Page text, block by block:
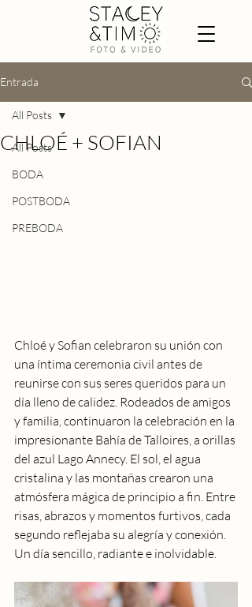
Entrada
All Posts
BODA
POSTBODA
PREBODA
All Posts
CHLOÉ + SOFIAN
Chloé y Sofian celebraron su unión con
una íntima ceremonia civil antes de
reunirse con sus seres queridos para un
día lleno de calidez. Rodeados de amigos
y familia, continuaron la celebración en la
impresionante Bahía de Talloires, a orillas
del azul Lago Annecy. El sol, el agua
cristalina y las montañas crearon una
atmósfera mágica de principio a fin. Entre
risas, abrazos y momentos furtivos, cada
segundo reflejaba su alegría y conexión.
Un día sencillo, radiante e inolvidable.